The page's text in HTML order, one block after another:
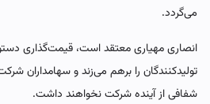
می‌گردد.
انصاری مهیاری معتقد است، قیمت‌گذاری
تولیدکنندگان را برهم می‌زند و سهامداران
شفافی از آینده شرکت نخواهند داشت.